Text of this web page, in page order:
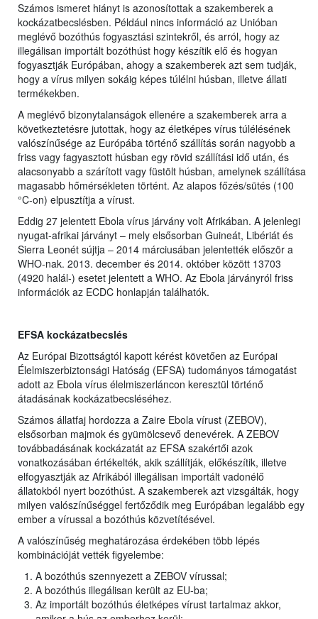
Számos ismeret hiányt is azonosítottak a szakemberek a
kockázatbecslésben. Például nincs információ az Unióban
meglévő bozóthús fogyasztási szintekről, és arról, hogy az
illegálisan importált bozóthúst hogy készítik elő és hogyan
fogyasztják Európában, ahogy a szakemberek azt sem tudják,
hogy a vírus milyen sokáig képes túlélni húsban, illetve állati
termékekben.
A meglévő bizonytalanságok ellenére a szakemberek arra a
következtetésre jutottak, hogy az életképes vírus túlélésének
valószínűsége az Európába történő szállítás során nagyobb a
friss vagy fagyasztott húsban egy rövid szállítási idő után, és
alacsonyabb a szárított vagy füstölt húsban, amelynek szállítása
magasabb hőmérsékleten történt. Az alapos főzés/sütés (100
°C-on) elpusztítja a vírust.
Eddig 27 jelentett Ebola vírus járvány volt Afrikában. A jelenlegi
nyugat-afrikai járványt – mely elsősorban Guineát, Libériát és
Sierra Leonét sújtja – 2014 márciusában jelentették először a
WHO-nak. 2013. december és 2014. október között 13703
(4920 halál-) esetet jelentett a WHO. Az Ebola járványról friss
információk az ECDC honlapján találhatók.
EFSA kockázatbecslés
Az Európai Bizottságtól kapott kérést követően az Európai
Élelmiszerbiztonsági Hatóság (EFSA) tudományos támogatást
adott az Ebola vírus élelmiszerláncon keresztül történő
átadásának kockázatbecsléséhez.
Számos állatfaj hordozza a Zaire Ebola vírust (ZEBOV),
elsősorban majmok és gyümölcsevő denevérek. A ZEBOV
továbbadásának kockázatát az EFSA szakértői azok
vonatkozásában értékelték, akik szállítják, előkészítik, illetve
elfogyasztják az Afrikából illegálisan importált vadonélő
állatokból nyert bozóthúst. A szakemberek azt vizsgálták, hogy
milyen valószínűséggel fertőződik meg Európában legalább egy
ember a vírussal a bozóthús közvetítésével.
A valószínűség meghatározása érdekében több lépés
kombinációját vették figyelembe:
A bozóthús szennyezett a ZEBOV vírussal;
A bozóthús illegálisan került az EU-ba;
Az importált bozóthús életképes vírust tartalmaz akkor,